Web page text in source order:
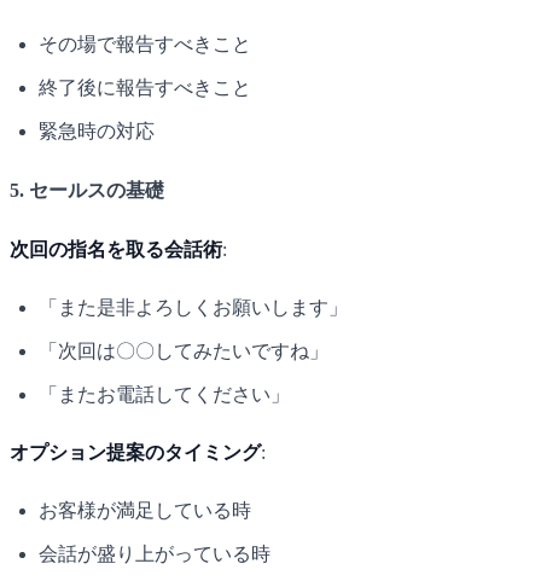
その場で報告すべきこと
終了後に報告すべきこと
緊急時の対応
5. セールスの基礎
次回の指名を取る会話術:
「また是非よろしくお願いします」
「次回は〇〇してみたいですね」
「またお電話してください」
オプション提案のタイミング:
お客様が満足している時
会話が盛り上がっている時